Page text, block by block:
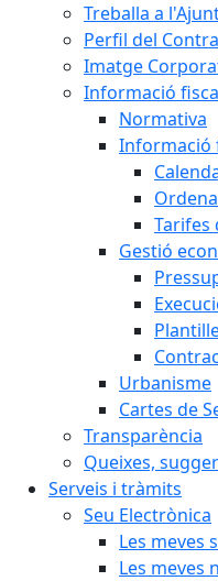
Treballa a
Perfil del
Imatge
Informació
Normativa
Informació
Tarifes
Gestió
Urbanisme
Cartes de
Transparència
Queixes,
Serveis i tràmits
Seu Electrònica
Les meves
Les meves